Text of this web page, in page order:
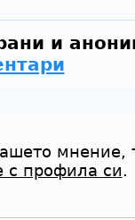
и
мнение,
с профила си.